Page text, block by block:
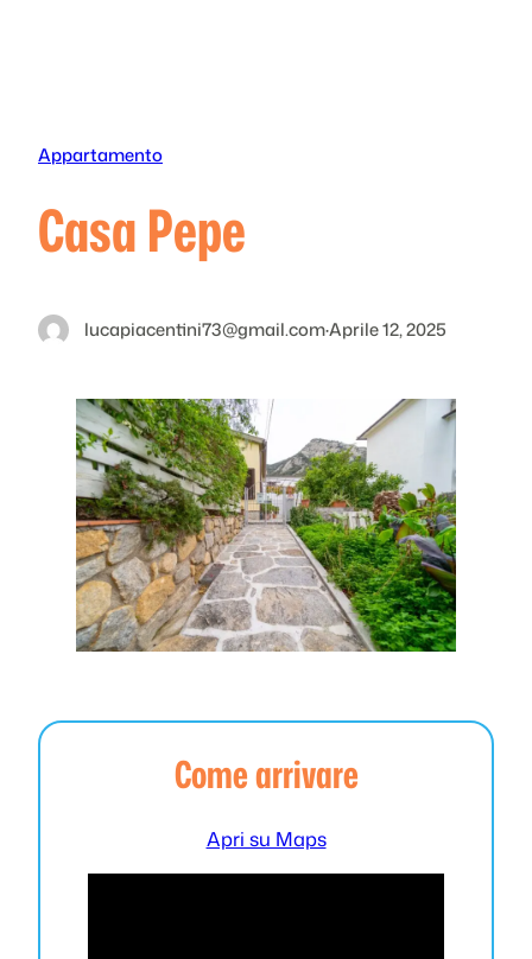
Appartamento
Casa Pepe
lucapiacentini73@gmail.com·Aprile 12, 2025
Come arrivare
Apri su Maps